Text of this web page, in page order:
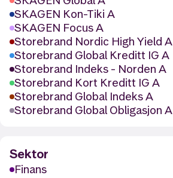
SKAGEN Kon-Tiki A
SKAGEN Focus A
Storebrand Nordic High Yield A
Storebrand Global Kreditt IG A
Storebrand Indeks - Norden A
Storebrand Kort Kreditt IG A
Storebrand Global Indeks A
Storebrand Global Obligasjon A
Sektor
Finans